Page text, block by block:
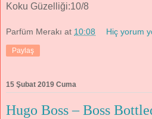
Koku Güzelliği:10/8
Parfüm Merakı at 10:08 Hiç yorum
Paylaş
15 Şubat 2019 Cuma
Hugo Boss – Boss